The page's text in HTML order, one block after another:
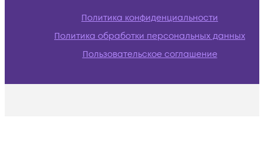
Политика конфиденциальности
Политика обработки персональных данных
Пользовательское соглашение